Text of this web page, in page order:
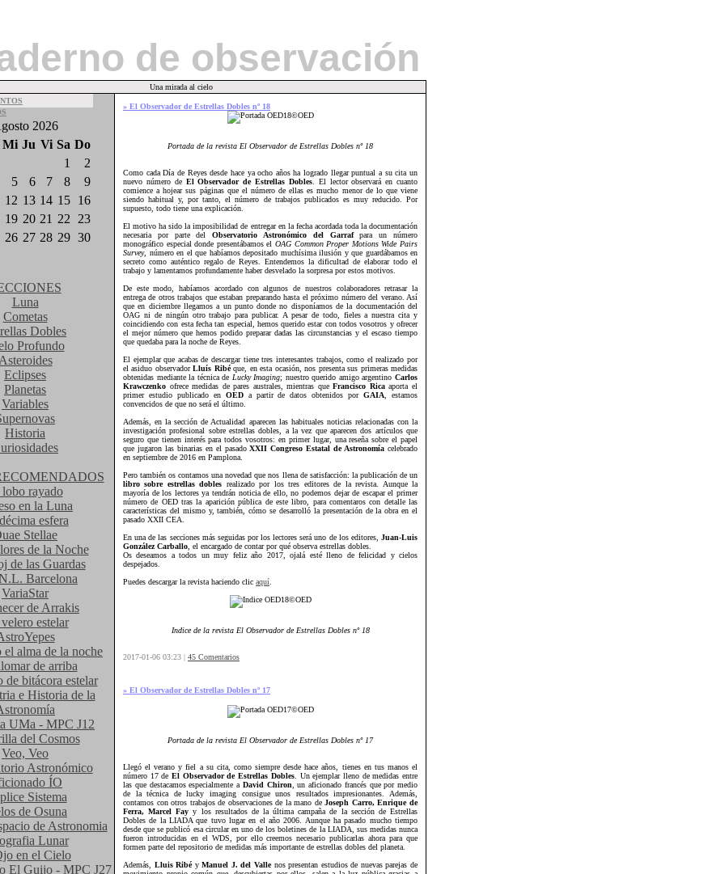
de observación
Una mirada al cielo
2026
Mi Ju Vi Sa Do
1
2
5
6 7 8
9
12 13 14 15 16
19 20 21 22
23
26 27 28 29 30
Luna
Cometas
Dobles
Profundo
Eclipses
Planetas
Variables
Historia
rayado
en la Luna
esfera
Stellae
de la Noche
de las Guardas
Barcelona
VariaStar
de Arrakis
estelar
alma de la noche
de arriba
de bitácora estelar
e Historia de la
UMa - MPC J12
del Cosmos
Veo, Veo
Astronómico
ÍO
Sistema
de Osuna
de Astronomia
Lunar
en el Cielo
El Guijo - MPC J27
» El Observador de Estrellas Dobles nº 18
Portada de la revista El Observador de Estrellas Dobles nº 18
Como cada Día de Reyes desde hace ya ocho años ha logrado llegar puntual a su cita un
nuevo número de El Observador de Estrellas Dobles. El lector observará en cuanto
comience a hojear sus páginas que el número de ellas es mucho menor de lo que viene
siendo habitual y, por tanto, el número de trabajos publicados es muy reducido. Por
supuesto, todo tiene una explicación.
El motivo ha sido la imposibilidad de entregar en la fecha acordada toda la documentación
necesaria por parte delObservatorio Astronómico del Garrafpara un número
monográfico especial donde presentábamos el OAG Common Proper Motions Wide Pairs
Survey, número en el que habíamos depositado muchísima ilusión y que guardábamos en
secreto como auténtico regalo de Reyes. Entendemos la dificultad de elaborar todo el
trabajo y lamentamos profundamente haber desvelado la sorpresa por estos motivos.
De este modo, habíamos acordado con algunos de nuestros colaboradores retrasar la
entrega de otros trabajos que estaban preparando hasta el próximo número del verano. Así
que en diciembre llegamos a un punto donde no disponíamos de la documentación del
OAG ni de ningún otro trabajo para publicar. A pesar de todo, fieles a nuestra cita y
coincidiendo con esta fecha tan especial, hemos querido estar con todos vosotros y ofrecer
el mejor número que hemos podido preparar dadas las circunstancias y el escaso tiempo
que quedaba para la noche de Reyes.
El ejemplar que acabas de descargar tiene tres interesantes trabajos, como el realizado por
el asiduo observadorLluís Ribéque, en esta ocasión, nos presenta sus primeras medidas
obtenidas mediante la técnica de Lucky Imaging; nuestro querido amigo argentinoCarlos
Krawczenko ofrece medidas de pares australes, mientras queFrancisco Ricaaporta el
primer estudio publicado en OEDa partir de datos obtenidos porGAIA , estamos
convencidos de que no será el último.
Además, en la sección de Actualidad aparecen las habituales noticias relacionadas con la
investigación profesional sobre estrellas dobles, a la vez que aparecen dos artículos que
seguro que tienen interés para todos vosotros: en primer lugar, una reseña sobre el papel
que jugaron las binarias en el pasadoXXII Congreso Estatal de Astronomía celebrado
en septiembre de 2016 en Pamplona.
Pero también os contamos una novedad que nos llena de satisfacción: la publicación de un
libro sobre estrellas dobles realizado por los tres editores de la revista. Aunque la
mayoría de los lectores ya tendrán noticia de ello, no podemos dejar de escapar el primer
número de OED tras la aparición pública de este libro, para comentaros con detalle las
características del mismo y, también, cómo se desarrolló la presentación de la obra en el
pasado XXII CEA.
En una de las secciones más seguidas por los lectores será uno de los editores, Juan-Luis
González Carballo , el encargado de contar por qué observa estrellas dobles.
Os deseamos a todos un muy feliz año 2017, ojalá esté lleno de felicidad y cielos
despejados.
Puedes descargar la revista haciendo clic aquí
Indice de la revista El Observador de Estrellas Dobles nº 18
2017-01-06 03:23 | 45 Comentarios
» El Observador de Estrellas Dobles nº 17
Portada de la revista El Observador de Estrellas Dobles nº 17
Llegó el verano y fiel a su cita, como siempre desde hace años, tienes en tus manos el
número 17 deEl Observador de Estrellas Dobles. Un ejemplar lleno de medidas entre
las que destacamos especialmente a David Chiron , un aficionado francés que por medio
de la técnica de lucky imaging consigue unos resultados impresionantes. Además,
contamos con otros trabajos de observaciones de la mano deJoseph Carro, Enrique de
Ferra, Marcel Fay y los resultados de la última campaña de la sección de Estrellas
Dobles de la LIADA que tuvo lugar en el año 2006. Aunque ha pasado mucho tiempo
desde que se publicó esa circular en uno de los boletines de la LIADA, sus medidas nunca
fueron introducidas en el WDS, por ello creemos necesario publicarlas ahora para que
formen parte del repositorio de medidas más importante de estrellas dobles del planeta.
Además, Lluis RibéyManuel J. del Vallenos presentan estudios de nuevas parejas de